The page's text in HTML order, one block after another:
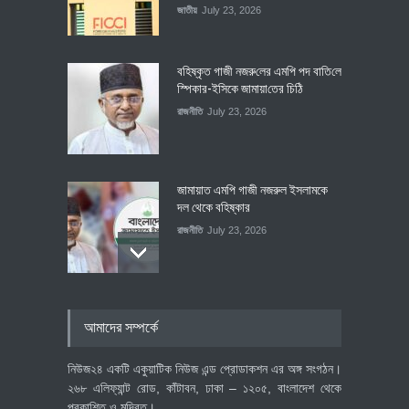
জাতীয় July 23, 2026
বহিষ্কৃত গাজী নজরু‌লের এম‌পি পদ বা‌তি‌লে
স্পিকার-ইসিকে জামায়া‌তের চি‌ঠি
রাজনীতি July 23, 2026
জামায়াত এমপি গাজী নজরুল ইসলামকে
দল থেকে বহিষ্কার
রাজনীতি July 23, 2026
আমাদের সম্পর্কে
নিউজ২৪ একটি একুয়াটিক নিউজ এন্ড প্রোডাকশন এর অঙ্গ সংগঠন।
২৬৮ এলিফ্যান্ট রোড, কাঁটাবন, ঢাকা – ১২০৫, বাংলাদেশ থেকে